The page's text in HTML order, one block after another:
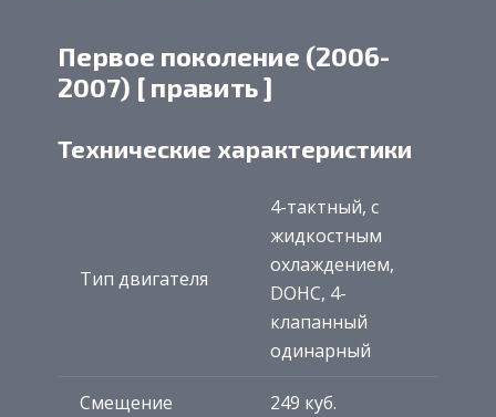
Первое поколение (2006-
2007) [ править ]
Технические характеристики
Тип двигателя
4-тактный, с
жидкостным
охлаждением,
DOHC, 4-
клапанный
одинарный
Смещение 249 куб.